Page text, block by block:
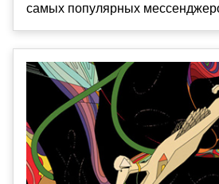
самых популярных